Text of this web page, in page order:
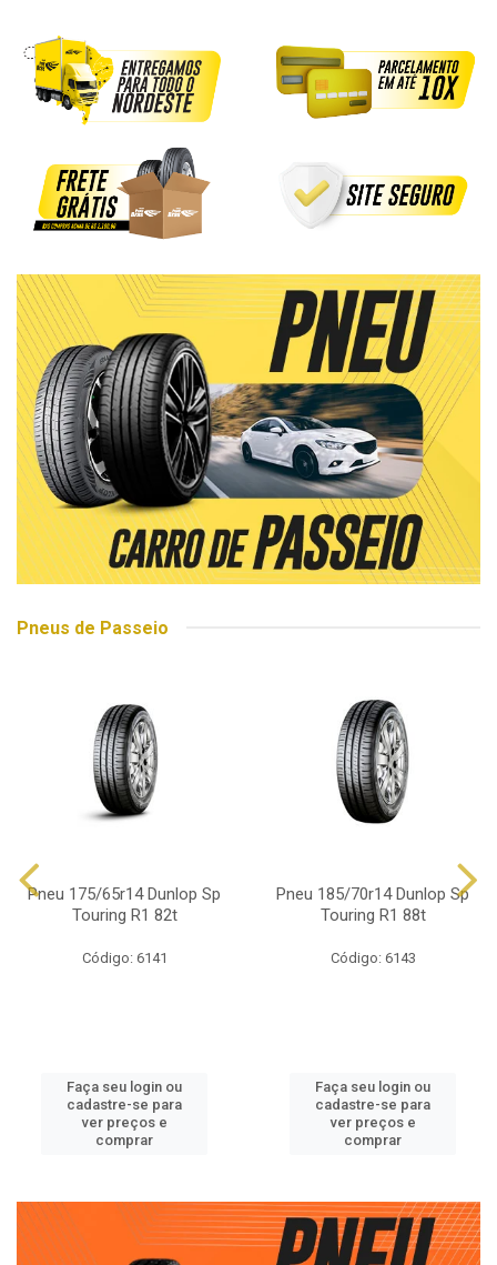
Pneus de Passeio
Pneu 175/65r14 Dunlop Sp
Touring R1 82t
Código: 6141
Faça seu login ou
cadastre-se para
ver preços e
comprar
Pneu 185/70r14 Dunlop Sp
Touring R1 88t
Código: 6143
Faça seu login ou
cadastre-se para
ver preços e
comprar